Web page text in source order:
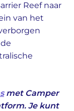
Reef naar
van het
met Camper
Je kunt